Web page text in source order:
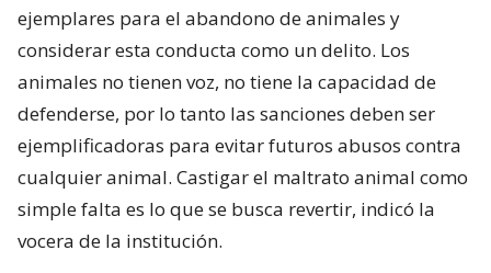
ejemplares para el abandono de animales y
considerar esta conducta como un delito. Los
animales no tienen voz, no tiene la capacidad de
defenderse, por lo tanto las sanciones deben ser
ejemplificadoras para evitar futuros abusos contra
cualquier animal. Castigar el maltrato animal como
simple falta es lo que se busca revertir, indicó la
vocera de la institución.